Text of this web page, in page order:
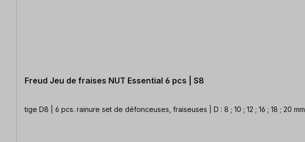
Freud Jeu de fraises NUT Essential 6 pcs | S8
tige D8 | 6 pcs. rainure set de défonceuses, fraiseuses | D : 8 ; 10 ; 12 ; 16 ; 18 ; 20 mm